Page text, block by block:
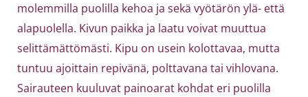
molemmilla puolilla kehoa ja sekä vyötärön ylä- että
alapuolella. Kivun paikka ja laatu voivat muuttua
selittämättömästi. Kipu on usein kolottavaa, mutta
tuntuu ajoittain repivänä, polttavana tai vihlovana.
Sairauteen kuuluvat painoarat kohdat eri puolilla